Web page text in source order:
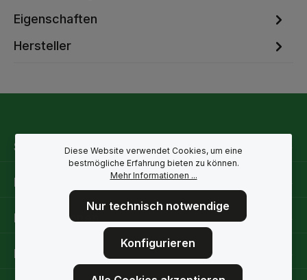
Eigenschaften
Hersteller
Service-Hotline
Rechtliche Hinweise
Informationen
Folge uns
Diese Website verwendet Cookies, um eine
bestmögliche Erfahrung bieten zu können.
Mehr Informationen ...
Nur technisch notwendige
Konfigurieren